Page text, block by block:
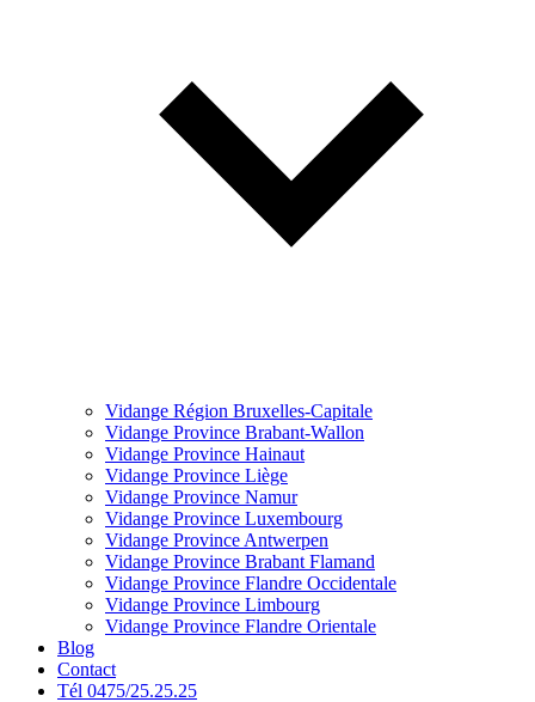
Vidange Région Bruxelles-Capitale
Vidange Province Brabant-Wallon
Vidange Province Hainaut
Vidange Province Liège
Vidange Province Namur
Vidange Province Luxembourg
Vidange Province Antwerpen
Vidange Province Brabant Flamand
Vidange Province Flandre Occidentale
Vidange Province Limbourg
Vidange Province Flandre Orientale
Blog
Contact
Tél 0475/25.25.25